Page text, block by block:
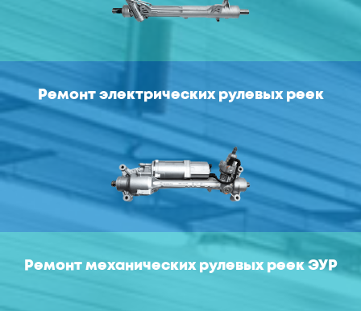
Ремонт электрических рулевых реек
Ремонт механических рулевых реек ЭУР